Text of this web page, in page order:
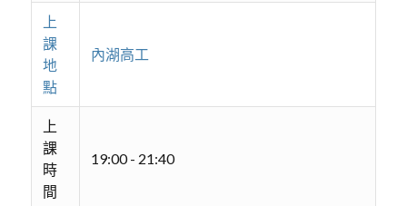
上
課
地
點
內湖高工
上
課
時
間
19:00 - 21:40